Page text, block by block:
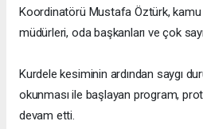
Koordinatörü Mustafa Öztürk,
müdürleri, oda başkanları ve çok
Kurdele kesiminin ardından saygı
okunması ile başlayan program,
devam etti.